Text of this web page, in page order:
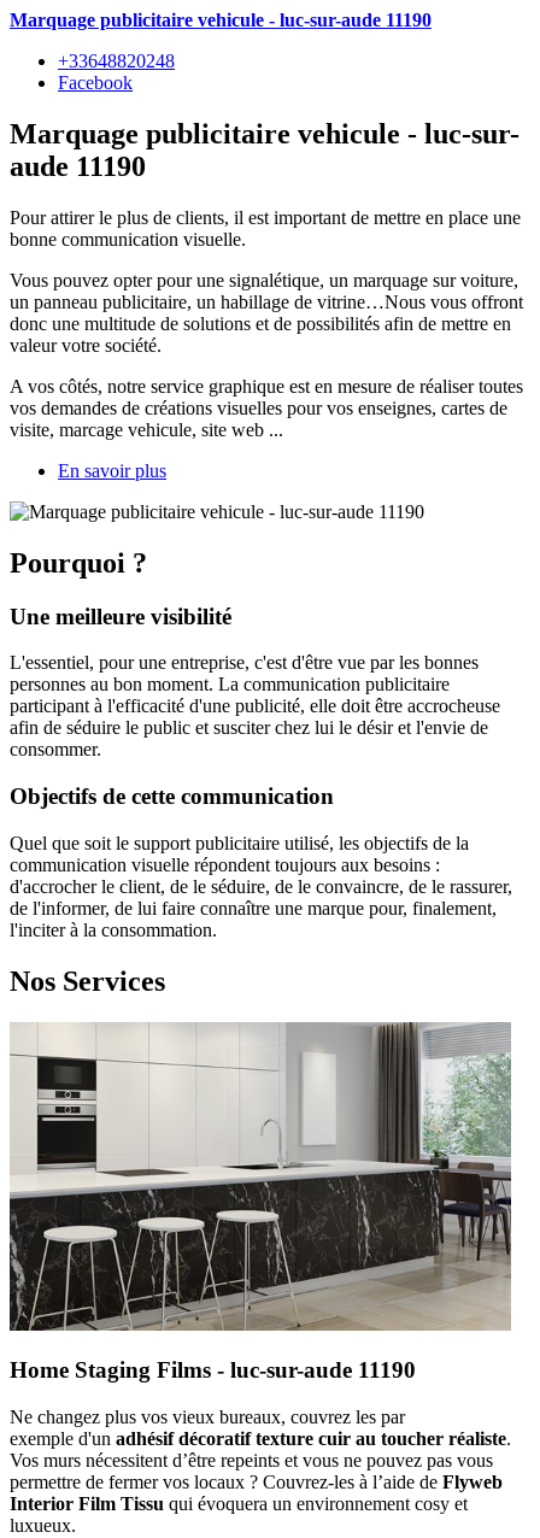
Marquage publicitaire vehicule - luc-sur-aude 11190
+33648820248
Facebook
Marquage publicitaire vehicule - luc-sur-
aude 11190
Pour attirer le plus de clients, il est important de mettre en place une
bonne communication visuelle.
Vous pouvez opter pour une signalétique, un marquage sur voiture,
un panneau publicitaire, un habillage de vitrine…Nous vous offront
donc une multitude de solutions et de possibilités afin de mettre en
valeur votre société.
A vos côtés, notre service graphique est en mesure de réaliser toutes
vos demandes de créations visuelles pour vos enseignes, cartes de
visite, marcage vehicule, site web ...
En savoir plus
Pourquoi ?
Une meilleure visibilité
L'essentiel, pour une entreprise, c'est d'être vue par les bonnes
personnes au bon moment. La communication publicitaire
participant à l'efficacité d'une publicité, elle doit être accrocheuse
afin de séduire le public et susciter chez lui le désir et l'envie de
consommer.
Objectifs de cette communication
Quel que soit le support publicitaire utilisé, les objectifs de la
communication visuelle répondent toujours aux besoins :
d'accrocher le client, de le séduire, de le convaincre, de le rassurer,
de l'informer, de lui faire connaître une marque pour, finalement,
l'inciter à la consommation.
Nos Services
Home Staging Films - luc-sur-aude 11190
Ne changez plus vos vieux bureaux, couvrez les par
exemple d'un adhésif décoratif texture cuir au toucher réaliste.
Vos murs nécessitent d’être repeints et vous ne pouvez pas vous
permettre de fermer vos locaux ? Couvrez-les à l’aide de Flyweb
Interior Film Tissu qui évoquera un environnement cosy et
luxueux.